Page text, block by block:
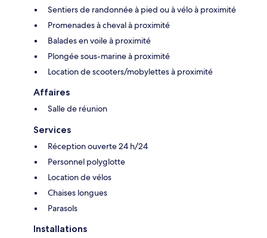
Sentiers de randonnée à pied ou à vélo à proximité
Promenades à cheval à proximité
Balades en voile à proximité
Plongée sous-marine à proximité
Location de scooters/mobylettes à proximité
Affaires
Salle de réunion
Services
Réception ouverte 24 h/24
Personnel polyglotte
Location de vélos
Chaises longues
Parasols
Installations